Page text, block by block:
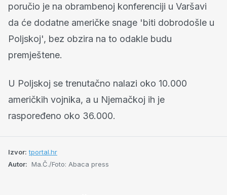
poručio je na obrambenoj konferenciji u Varšavi
da će dodatne američke snage 'biti dobrodošle u
Poljskoj', bez obzira na to odakle budu
premještene.
U Poljskoj se trenutačno nalazi oko 10.000
američkih vojnika, a u Njemačkoj ih je
raspoređeno oko 36.000.
Izvor: tportal.hr
Autor: Ma.Č./Foto: Abaca press